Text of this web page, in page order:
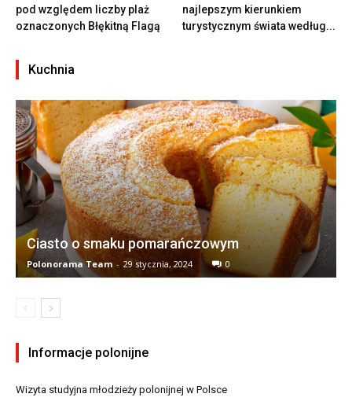
pod względem liczby plaż
oznaczonych Błękitną Flagą
najlepszym kierunkiem
turystycznym świata według...
Kuchnia
Ciasto o smaku pomarańczowym
Polonorama Team - 29 stycznia, 2024 0
Informacje polonijne
Wizyta studyjna młodzieży polonijnej w Polsce